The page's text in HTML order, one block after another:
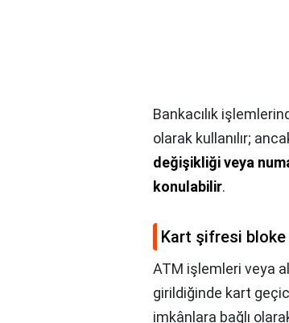
Bankacılık
olarak kullanılır;
değişikliği veya
konulabilir.
Kart şifresi bloke
ATM işlemleri veya
girildiğinde kart
imkânlara bağlı